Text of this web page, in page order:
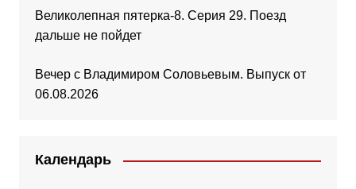
Великолепная пятерка-8. Серия 29. Поезд
дальше не пойдет
Вечер с Владимиром Соловьевым. Выпуск от
06.08.2026
Календарь